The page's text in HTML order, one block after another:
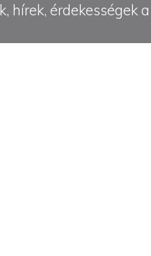
hírek, érdekességek